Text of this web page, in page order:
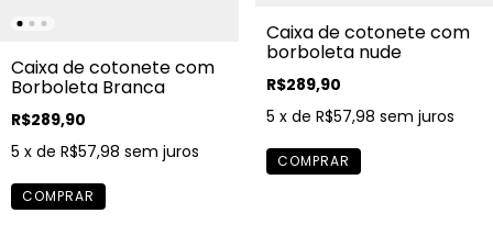
Caixa de cotonete com
Borboleta Branca
R$289,90
5 x de R$57,98 sem juros
Caixa de cotonete com
borboleta nude
R$289,90
5 x de R$57,98 sem juros